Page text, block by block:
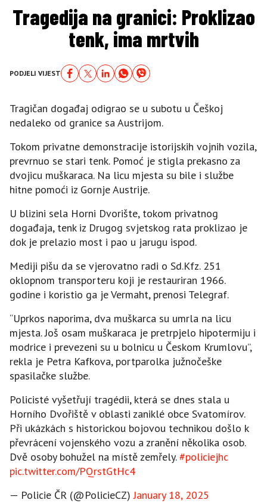
Tragedija na granici: Proklizao
tenk, ima mrtvih
PODJELI VIJEST
Tragičan događaj odigrao se u subotu u Češkoj
nedaleko od granice sa Austrijom.
Tokom privatne demonstracije istorijskih vojnih vozila,
prevrnuo se stari tenk. Pomoć je stigla prekasno za
dvojicu muškaraca. Na licu mjesta su bile i službe
hitne pomoći iz Gornje Austrije.
U blizini sela Horni Dvorište, tokom privatnog
događaja, tenk iz Drugog svjetskog rata proklizao je
dok je prelazio most i pao u jarugu ispod.
Mediji pišu da se vjerovatno radi o Sd.Kfz. 251
oklopnom transporteru koji je restauriran 1966.
godine i koristio ga je Vermaht, prenosi Telegraf.
“Uprkos naporima, dva muškarca su umrla na licu
mjesta. Još osam muškaraca je pretrpjelo hipotermiju i
modrice i prevezeni su u bolnicu u Českom Krumlovu”,
rekla je Petra Kafkova, portparolka južnočeške
spasilačke službe.
Policisté vyšetřují tragédii, která se dnes stala u
Horního Dvořiště v oblasti zaniklé obce Svatomírov.
Při ukázkách s historickou bojovou technikou došlo k
převrácení vojenského vozu a zranění několika osob.
Dvě osoby bohužel na místě zemřely.#policiejhc
pic.twitter.com/PQrstGtHc4
— Policie ČR (@PolicieCZ)January 18, 2025